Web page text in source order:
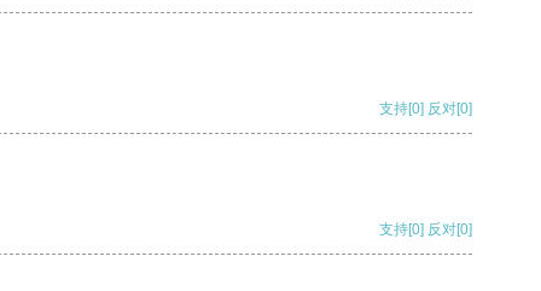
支持[0] 反对[0]
支持[0] 反对[0]